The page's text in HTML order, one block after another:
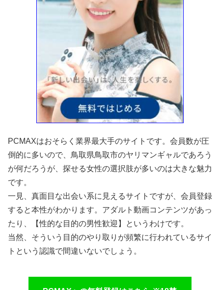
PCMAXはおそらく業界最大手のサイトです。会員数が圧
倒的に多いので、鳥取県鳥取市のヤリマンギャルであろう
が何だろうが、探せる女性の選択肢が多いのは大きな魅力
です。
一見、真面目な出会い系に見えるサイトですが、会員登録
すると本性がわかります。アダルト動画コンテンツがあっ
たり、【性的な目的の男性歓迎】というわけです。
当然、そういう目的のやり取りが頻繁に行われているサイ
トという認識で間違いないでしょう。